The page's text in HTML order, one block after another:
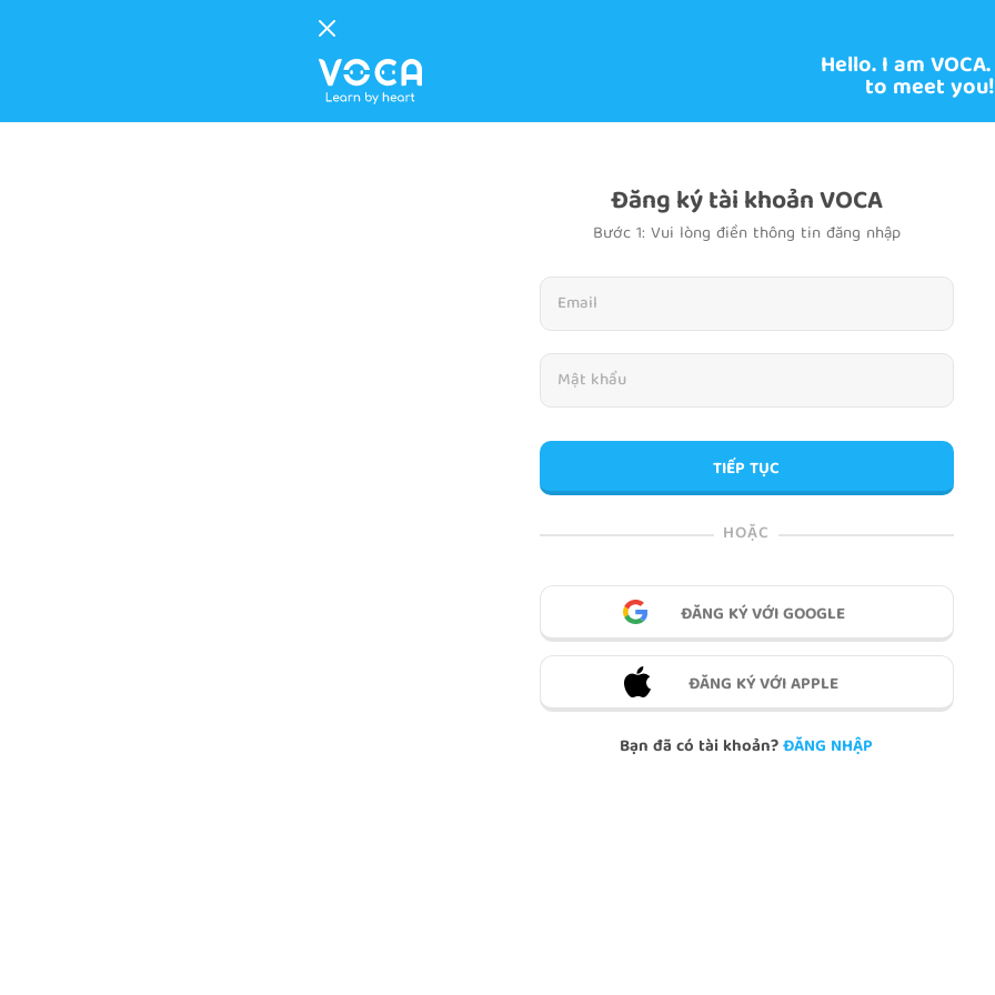
Hello. I am
to meet you!
Đăng ký tài khoản VOCA
Bước 1: Vui lòng điền thông tin đăng nhập
TIẾP TỤC
HOẶC
ĐĂNG KÝ VỚI GOOGLE
ĐĂNG KÝ VỚI APPLE
Bạn đã có tài khoản?ĐĂNG NHẬP